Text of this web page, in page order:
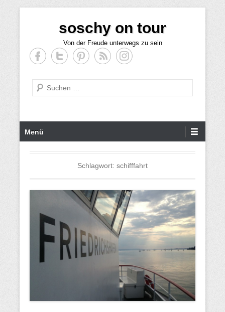
soschy on tour
Von der Freude unterwegs zu sein
u
h
e
r
Menü
Schlagwort: schifffahrt